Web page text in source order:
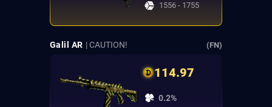
1556 - 1755
Galil AR | CAUTION! (FN)
114.97
0.2%